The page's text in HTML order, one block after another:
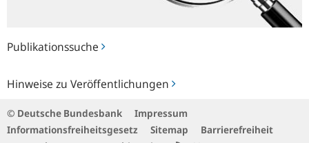
Publikationssuche
Hinweise zu Veröffentlichungen
zu
© Deutsche Bundesbank
Impressum
Informationsfreiheitsgesetz
Sitemap
Barrierefreiheit